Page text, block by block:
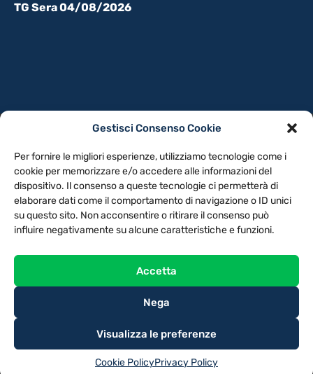
Gestisci Consenso Cookie
Per fornire le migliori esperienze, utilizziamo tecnologie come i
cookie per memorizzare e/o accedere alle informazioni del
dispositivo. Il consenso a queste tecnologie ci permetterà di
elaborare dati come il comportamento di navigazione o ID unici
su questo sito. Non acconsentire o ritirare il consenso può
influire negativamente su alcune caratteristiche e funzioni.
Accetta
Nega
Visualizza le preferenze
Cookie PolicyPrivacy Policy
TG Sera 04/08/2026
NOTE LEGALI
CONTATTACI PREFERENZE
TV LIBERA S.P.A.
Via Monteleonese 95/21 – 51100 Pistoia (PT)
Tel. 0573.9136 / Fax 0573.913615